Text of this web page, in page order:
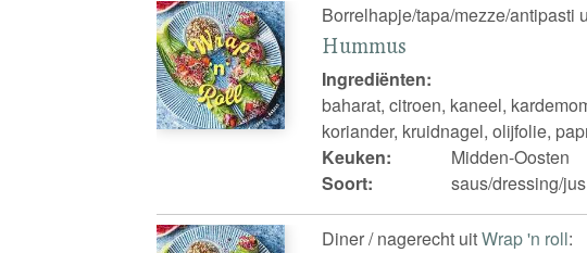
Borrelhapje/tapa/mezze/antipasti
Hummus
Ingrediënten:
baharat, citroen, kaneel,
koriander, kruidnagel, olijfolie,
Keuken:
Midden-Oosten
Soort:
saus/dressing/jus
Diner / nagerecht uitWrap 'n roll: